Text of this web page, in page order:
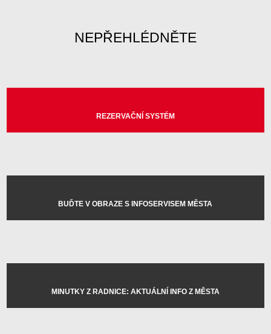
NEPŘEHLÉDNĚTE
REZERVAČNÍ SYSTÉM
BUĎTE V OBRAZE S INFOSERVISEM MĚSTA
MINUTKY Z RADNICE: AKTUÁLNÍ INFO Z MĚSTA